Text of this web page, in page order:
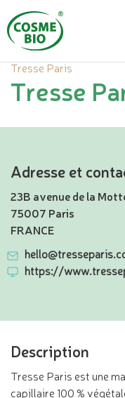
Tresse Paris
Tresse
Adresse et
23B avenue de la
75007 Paris
FRANCE
https://
Description
Tresse Paris est une
capillaire 100 %